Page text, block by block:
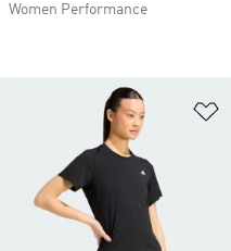
Women Performance